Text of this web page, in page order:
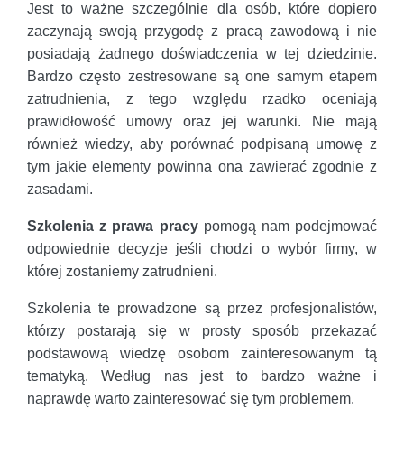
Jest to ważne szczególnie dla osób, które dopiero
zaczynają swoją przygodę z pracą zawodową i nie
posiadają żadnego doświadczenia w tej dziedzinie.
Bardzo często zestresowane są one samym etapem
zatrudnienia, z tego względu rzadko oceniają
prawidłowość umowy oraz jej warunki. Nie mają
również wiedzy, aby porównać podpisaną umowę z
tym jakie elementy powinna ona zawierać zgodnie z
zasadami.
Szkolenia z prawa pracypomogą nam podejmować
odpowiednie decyzje jeśli chodzi o wybór firmy, w
której zostaniemy zatrudnieni.
Szkolenia te prowadzone są przez profesjonalistów,
którzy postarają się w prosty sposób przekazać
podstawową wiedzę osobom zainteresowanym tą
tematyką. Według nas jest to bardzo ważne i
naprawdę warto zainteresować się tym problemem.